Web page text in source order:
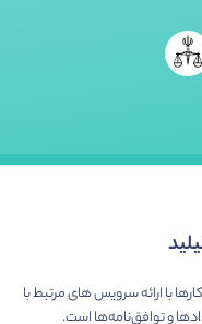
با ارائه سرویس های مرتبط با
و توافق‌نامه‌ها است.